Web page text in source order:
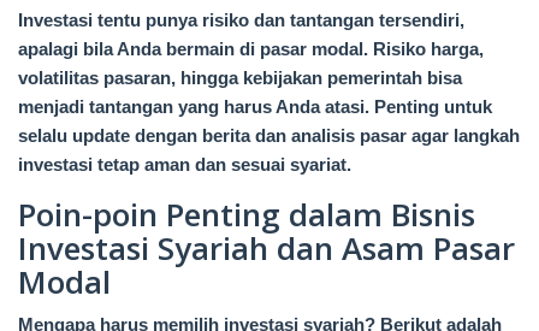
Investasi tentu punya risiko dan tantangan tersendiri,
apalagi bila Anda bermain di pasar modal. Risiko harga,
volatilitas pasaran, hingga kebijakan pemerintah bisa
menjadi tantangan yang harus Anda atasi. Penting untuk
selalu update dengan berita dan analisis pasar agar langkah
investasi tetap aman dan sesuai syariat.
Poin-poin Penting dalam Bisnis
Investasi Syariah dan Asam Pasar
Modal
Mengapa harus memilih investasi syariah? Berikut adalah